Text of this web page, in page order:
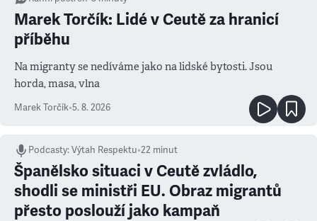
Marek Torčík: Lidé v Ceutě za hranicí
příběhu
Na migranty se nedíváme jako na lidské bytosti. Jsou
horda, masa, vlna
Marek Torčík•5. 8. 2026
Podcasty:Výtah Respektu•22 minut
Španělsko situaci v Ceutě zvládlo,
shodli se ministři EU. Obraz migrantů
přesto poslouží jako kampaň